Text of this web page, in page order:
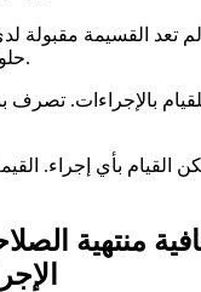
لم تعد القسيمة
حلول خلال فترة حاسمة.
بالإجراءات.
القيام بأي إجراء.
منتهية